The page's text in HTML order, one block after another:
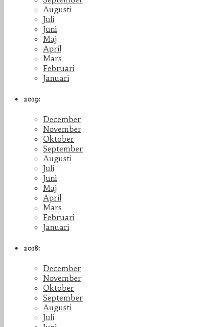
Augusti
Juli
Juni
Maj
April
Mars
Februari
Januari
2019:
December
November
Oktober
September
Augusti
Juli
Juni
Maj
April
Mars
Februari
Januari
2018:
December
November
Oktober
September
Augusti
Juli